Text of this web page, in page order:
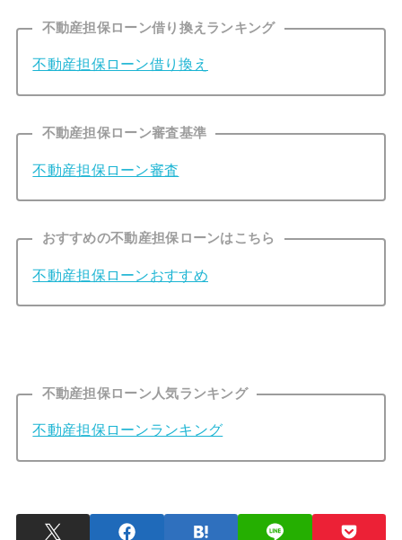
不動産担保ローン借り換えランキング
不動産担保ローン借り換え
不動産担保ローン審査基準
不動産担保ローン審査
おすすめの不動産担保ローンはこちら
不動産担保ローンおすすめ
不動産担保ローン人気ランキング
不動産担保ローンランキング